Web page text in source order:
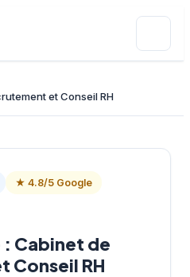
et Conseil RH
★ 4.8/5 Google
Cabinet de
Conseil RH